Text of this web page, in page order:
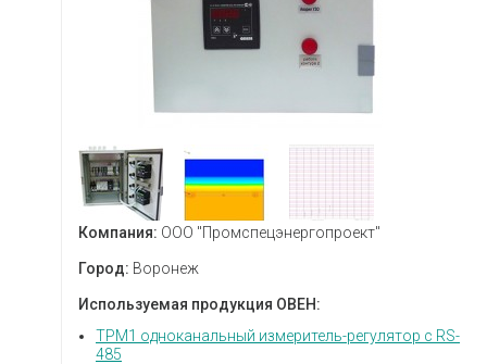
Компания: ООО "Промспецэнергопроект"
Город: Воронеж
Используемая продукция ОВЕН:
ТРМ1 одноканальный измеритель-регулятор с RS-
485